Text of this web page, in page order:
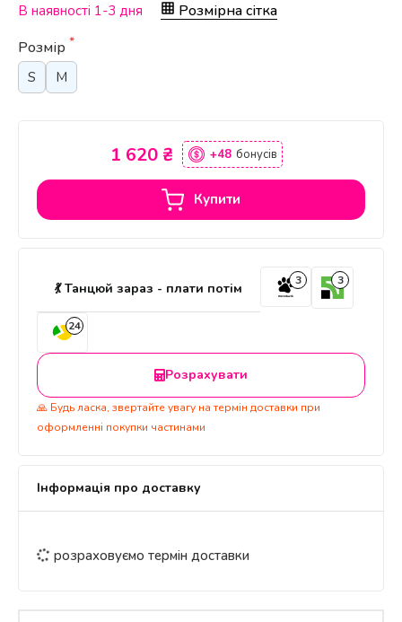
В наявності 1-3 дня
Розмірна сітка
Розмір *
S M
1 620 ₴ +48 бонусів
Купити
💃 Танцюй зараз - плати потім 3 3
24
Розрахувати
🙏 Будь ласка, звертайте увагу на термін доставки при
оформленні покупки частинами
Інформація про доставку
розраховуємо термін доставки